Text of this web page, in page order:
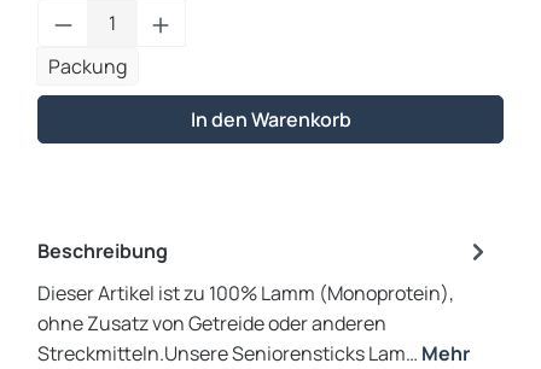
Produkt Anzahl: Gib den gewünschten
Packung
In den Warenkorb
Beschreibung
Dieser Artikel ist zu 100% Lamm (Monoprotein),
ohne Zusatz von Getreide oder anderen
Streckmitteln.Unsere Seniorensticks Lam… Mehr